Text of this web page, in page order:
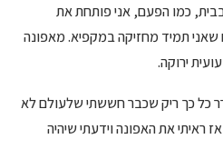
כמו הפעם, אני פותחת את
תמיד מחזיקה במקפיא. מאפונה
ירוקה.
כל כך ריק שכבר חששתי שלעולם לא
את האפונה וידעתי שיהיה